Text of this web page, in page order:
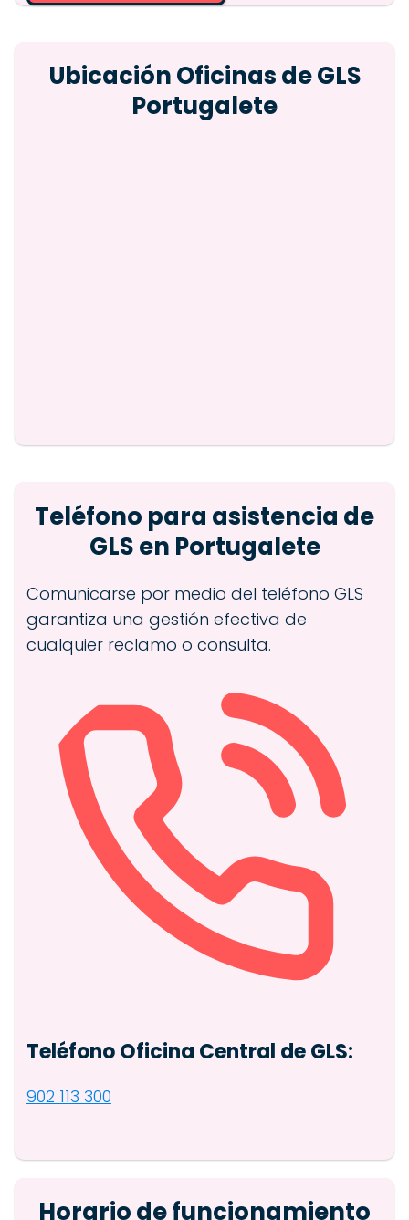
Ubicación Oficinas de GLS
Portugalete
Teléfono para asistencia de
GLS en Portugalete
Comunicarse por medio del teléfono GLS
garantiza una gestión efectiva de
cualquier reclamo o consulta.
Teléfono Oficina Central de GLS:
902 113 300
Horario de funcionamiento